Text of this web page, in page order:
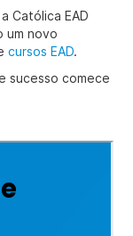
Católica EAD
um novo
cursos EAD.
sucesso comece